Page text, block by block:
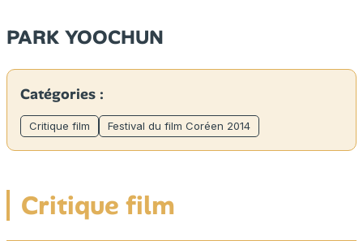
PARK YOOCHUN
Catégories :
Critique film Festival du film Coréen 2014
Critique film